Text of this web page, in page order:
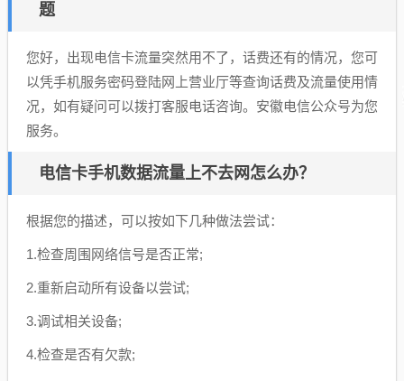
题
您好，出现电信卡流量突然用不了，话费还有的情况，您可
以凭手机服务密码登陆网上营业厅等查询话费及流量使用情
况，如有疑问可以拨打客服电话咨询。安徽电信公众号为您
服务。
电信卡手机数据流量上不去网怎么办？
根据您的描述，可以按如下几种做法尝试：
1.检查周围网络信号是否正常;
2.重新启动所有设备以尝试;
3.调试相关设备;
4.检查是否有欠款;